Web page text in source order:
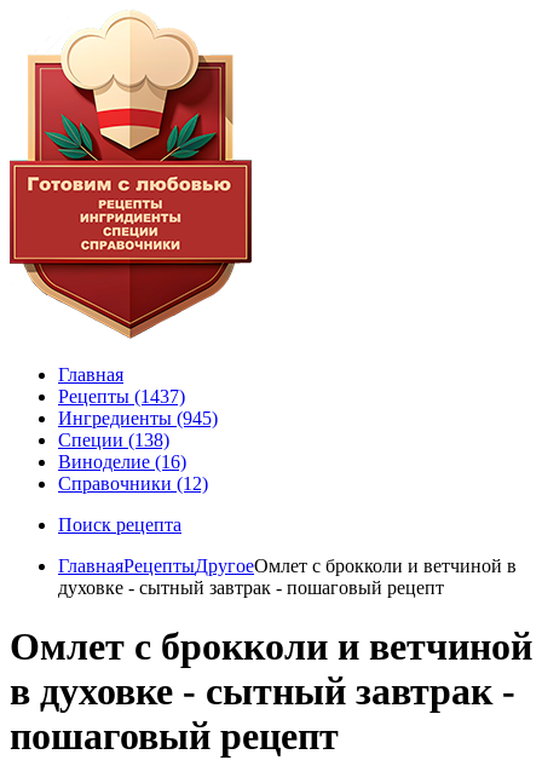
Главная
Рецепты (1437)
Ингредиенты (945)
Специи (138)
Виноделие (16)
Справочники (12)
Поиск рецепта
ГлавнаяРецептыДругоеОмлет с брокколи и ветчиной в
духовке - сытный завтрак - пошаговый рецепт
Омлет с брокколи и ветчиной
в духовке - сытный завтрак -
пошаговый рецепт